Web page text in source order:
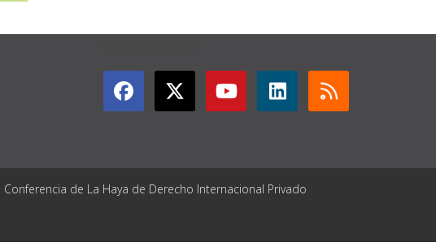
de La Haya de Derecho Internacional Privado